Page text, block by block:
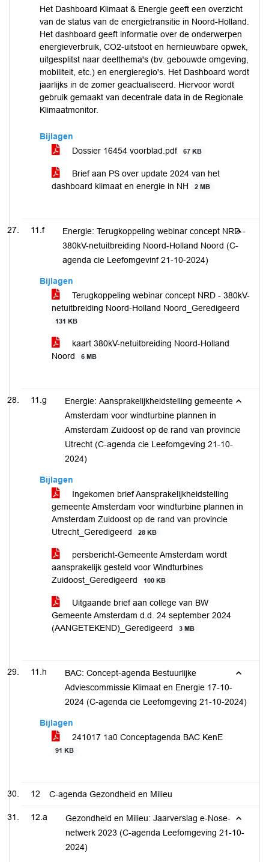
Het Dashboard Klimaat & Energie geeft een overzicht
van de status van de energietransitie in Noord-Holland.
Het dashboard geeft informatie over de onderwerpen
energieverbruik, CO2-uitstoot en hernieuwbare opwek,
uitgesplitst naar deelthema's (bv. gebouwde omgeving,
mobiliteit, etc.) en energieregio's. Het Dashboard wordt
jaarlijks in de zomer geactualiseerd. Hiervoor wordt
gebruik gemaakt van decentrale data in de Regionale
Klimaatmonitor.
Bijlagen
Dossier 16454 voorblad.pdf
67 KB
Brief aan PS over update 2024 van het
dashboard klimaat en energie in NH
2 MB
11.f
Energie: Terugkoppeling webinar concept NRD -
380kV-netuitbreiding Noord-Holland Noord (C-
agenda cie Leefomgevinf 21-10-2024)
Bijlagen
Terugkoppeling webinar concept NRD - 380kV-
netuitbreiding Noord-Holland Noord_Geredigeerd
131 KB
kaart 380kV-netuitbreiding Noord-Holland
Noord
6 MB
11.g
Energie: Aansprakelijkheidstelling gemeente
Amsterdam voor windturbine plannen in
Amsterdam Zuidoost op de rand van provincie
Utrecht (C-agenda cie Leefomgeving 21-10-
2024)
Bijlagen
Ingekomen brief Aansprakelijkheidstelling
gemeente Amsterdam voor windturbine plannen in
Amsterdam Zuidoost op de rand van provincie
Utrecht_Geredigeerd
28 KB
persbericht-Gemeente Amsterdam wordt
aansprakelijk gesteld voor Windturbines
Zuidoost_Geredigeerd
100 KB
Uitgaande brief aan college van BW
Gemeente Amsterdam d.d. 24 september 2024
(AANGETEKEND)_Geredigeerd
3 MB
11.h
BAC: Concept-agenda Bestuurlijke
Adviescommissie Klimaat en Energie 17-10-
2024 (C-agenda cie Leefomgeving 21-10-2024)
Bijlagen
241017 1a0 Conceptagenda BAC KenE
91 KB
12 C-agenda Gezondheid en Milieu
12.a
Gezondheid en Milieu: Jaarverslag e-Nose-
netwerk 2023 (C-agenda Leefomgeving 21-10-
2024)